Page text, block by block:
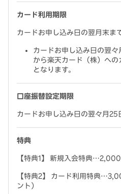
カード利用期限
カードお申し込み日の翌月末ま
カードお申し込み日の翌
から楽天カード（株）へ
となります。
口座振替設定期限
カードお申し込み日の翌々月25
特典
【特典1】 新規入会特典
【特典2】 カード利用特典
ント）